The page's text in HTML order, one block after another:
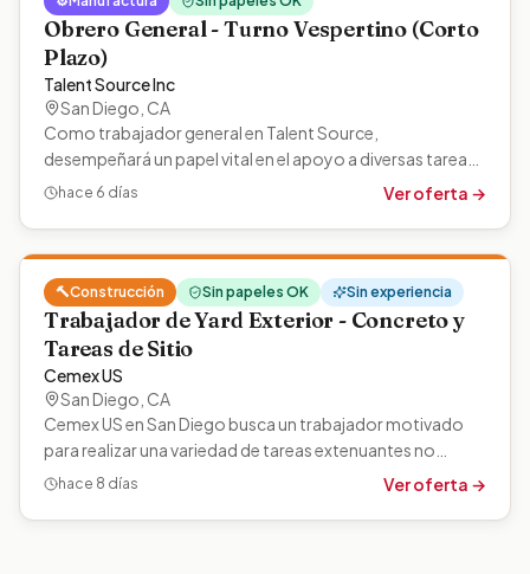
Obrero General - Turno Vespertino (Corto
Plazo)
Talent Source Inc
San Diego CA
Como trabajador general en Talent Source,
desempeñará un papel vital en el apoyo a diversas tareas
y operaciones dentro del entorno del…
hace 6 días Ver oferta →
🔨Construcción Sin papeles OK Sin experiencia
Trabajador de Yard Exterior - Concreto y
Tareas de Sitio
Cemex US
San Diego CA
Cemex US en San Diego busca un trabajador motivado
para realizar una variedad de tareas extenuantes no
calificadas y semicalificadas bajo…
hace 8 días Ver oferta →